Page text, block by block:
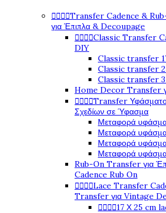
Transfer Cadence &
για Έπιπλα & Decoupage
Classic Transfer
DIY
Classic transfer
Classic transfer
Classic transfer
Home Decor Transfer
Transfer
Σχεδίων σε Ύφασμα
Μεταφορά
Μεταφορά
Μεταφορά
Μεταφορά
Rub-On Transfer για
Cadence Rub On
Lace Transfer
Transfer για Vintage
17 Χ 25 cm